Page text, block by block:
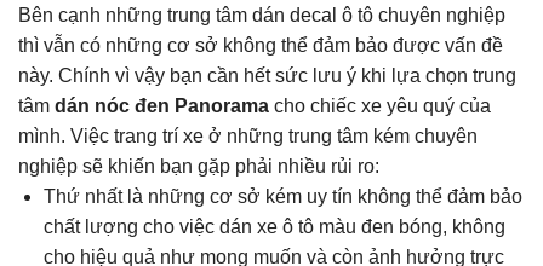
Bên cạnh những trung tâm dán decal ô tô chuyên nghiệp
thì vẫn có những cơ sở không thể đảm bảo được vấn đề
này. Chính vì vậy bạn cần hết sức lưu ý khi lựa chọn trung
tâm dán nóc đen Panorama cho chiếc xe yêu quý của
mình. Việc trang trí xe ở những trung tâm kém chuyên
nghiệp sẽ khiến bạn gặp phải nhiều rủi ro:
Thứ nhất là những cơ sở kém uy tín không thể đảm bảo
chất lượng cho việc dán xe ô tô màu đen bóng, không
cho hiệu quả như mong muốn và còn ảnh hưởng trực